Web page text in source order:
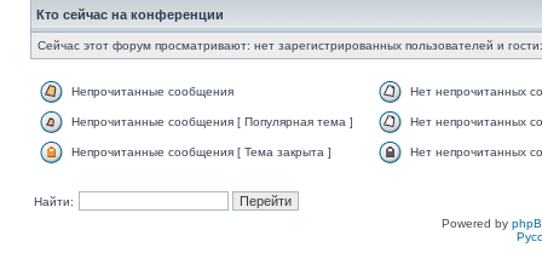
Кто сейчас на конференции
Сейчас этот форум просматривают: нет зарегистрированных пользователей и
Непрочитанные сообщения Нет непрочитанных
Непрочитанные сообщения [ Популярная тема ] Нет непрочитанных
Непрочитанные сообщения [ Тема закрыта ] Нет непрочитанных
Найти:
Powered by